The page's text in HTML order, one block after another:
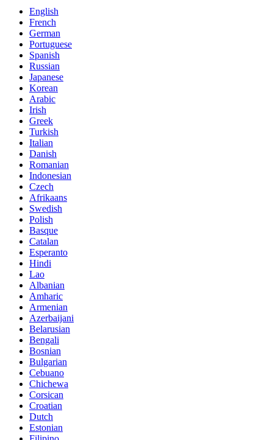
English
French
German
Portuguese
Spanish
Russian
Japanese
Korean
Arabic
Irish
Greek
Turkish
Italian
Danish
Romanian
Indonesian
Czech
Afrikaans
Swedish
Polish
Basque
Catalan
Esperanto
Hindi
Lao
Albanian
Amharic
Armenian
Azerbaijani
Belarusian
Bengali
Bosnian
Bulgarian
Cebuano
Chichewa
Corsican
Croatian
Dutch
Estonian